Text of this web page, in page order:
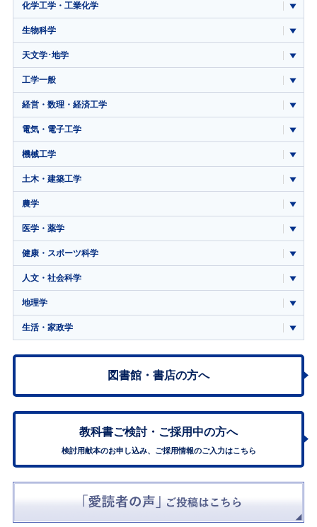
化学工学・工業化学
生物科学
天文学･地学
工学一般
経営・数理・経済工学
電気・電子工学
機械工学
土木・建築工学
農学
医学・薬学
健康・スポーツ科学
人文・社会科学
地理学
生活・家政学
図書館・書店の方へ
教科書ご検討・ ご採用中の方へ
検討用献本のお申し込み、ご採用情報のご入力はこちら